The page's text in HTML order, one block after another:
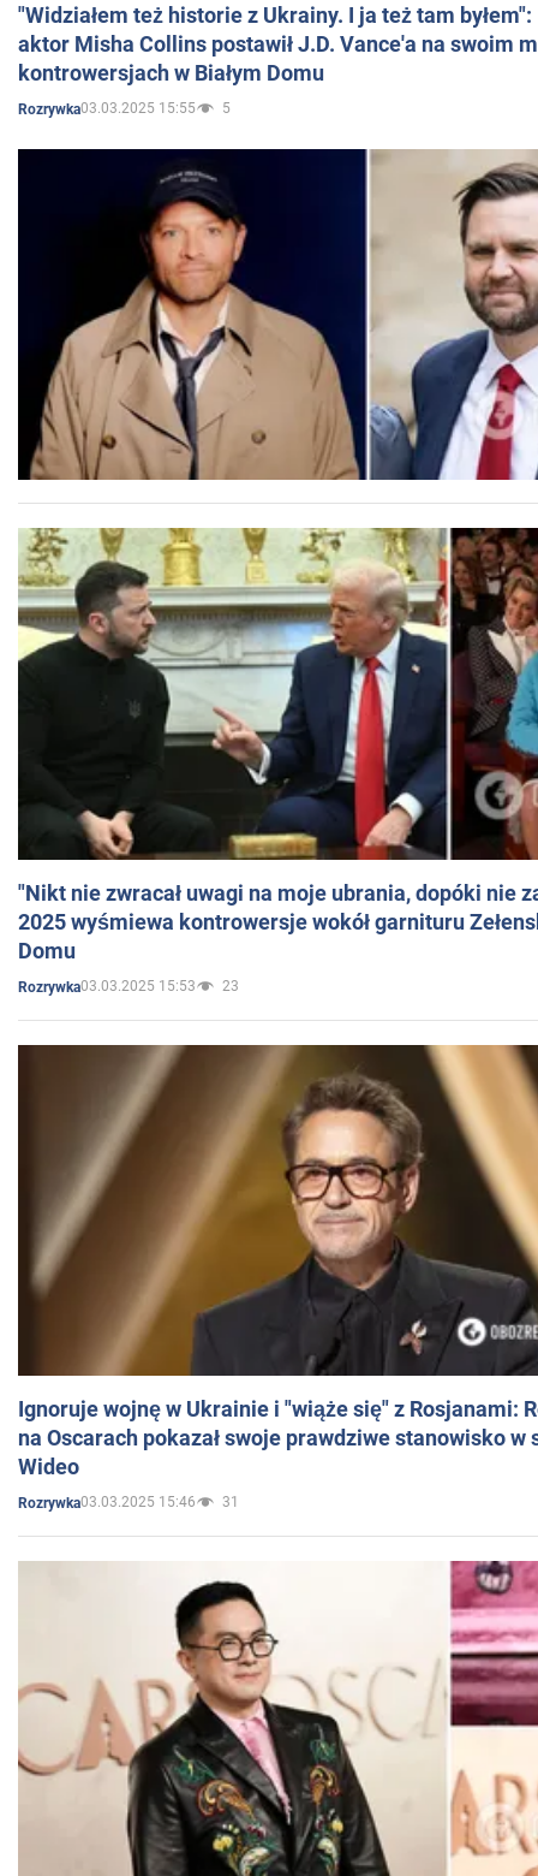
"Widziałem też historie z Ukrainy. I ja też tam
aktor Misha Collins postawił J.D. Vance'a na swoim
kontrowersjach w Białym Domu
Rozrywka03.03.2025 15:55 5
"Nikt nie zwracał uwagi na moje ubrania, dopóki nie
2025 wyśmiewa kontrowersje wokół garnituru
Domu
Rozrywka03.03.2025 15:53 23
Ignoruje wojnę w Ukrainie i "wiąże się" z Rosjanami:
na Oscarach pokazał swoje prawdziwe stanowisko w
Wideo
Rozrywka03.03.2025 15:46 31